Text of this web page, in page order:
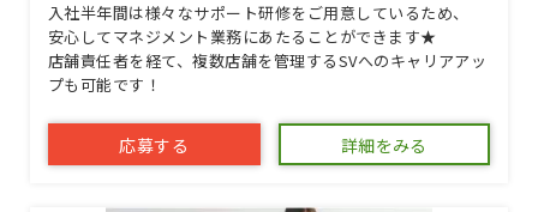
入社半年間は様々なサポート研修をご用意しているため、
安心してマネジメント業務にあたることができます★
店舗責任者を経て、複数店舗を管理するSVへのキャリアアッ
プも可能です！
応募する 詳細をみる